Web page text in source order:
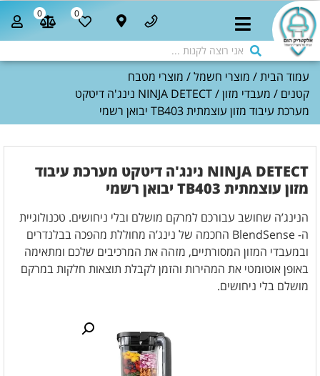
0
0
עמוד הבית/ מוצרי חשמל/ מוצרי מטבח
קטנים / מעבדי מזון
/ NINJA DETECT נינג'ה דיטקט
מערכת עיבוד מזון עוצמתית TB403 יבואן רשמי
NINJA DETECT נינג'ה דיטקט מערכת עיבוד
מזון עוצמתית TB403 יבואן רשמי
הנינג’ה שחושב עבורכם למרקם מושלם ובלי ניחושים. טכנולוגיית
ה- BlendSense החכמה של נינג’ה מחוללת מהפכה בבלנדרים
ובמעבדי המזון המסורתיים, מזהה את המרכיבים שלכם ומתאימה
באופן אוטומטי את המהירות והזמן לקבלת תוצאות חלקות במרקם
מושלם בלי ניחושים.